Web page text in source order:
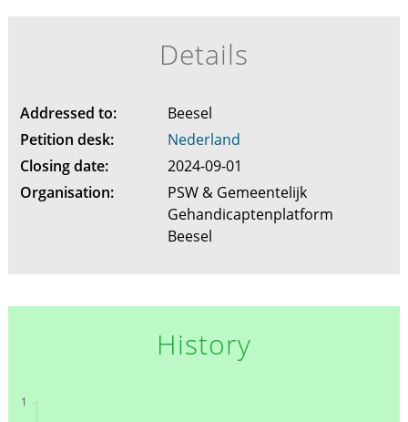
Details
Addressed to:
Beesel
Petition desk:
Nederland
Closing date:
2024-09-01
Organisation:
PSW & Gemeentelijk
Gehandicaptenplatform
Beesel
History